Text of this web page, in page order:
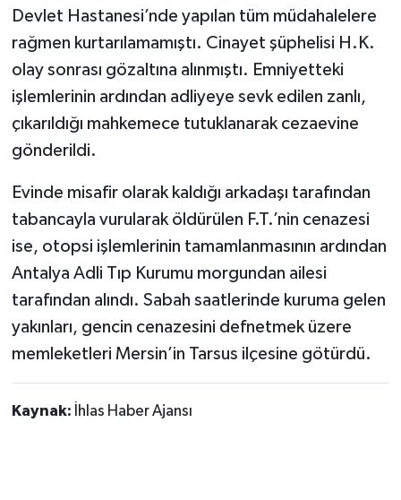
Devlet Hastanesi’nde yapılan tüm müdahalelere
rağmen kurtarılamamıştı. Cinayet şüphelisi H.K.
olay sonrası gözaltına alınmıştı. Emniyetteki
işlemlerinin ardından adliyeye sevk edilen zanlı,
çıkarıldığı mahkemece tutuklanarak cezaevine
gönderildi.
Evinde misafir olarak kaldığı arkadaşı tarafından
tabancayla vurularak öldürülen F.T.’nin cenazesi
ise, otopsi işlemlerinin tamamlanmasının ardından
Antalya Adli Tıp Kurumu morgundan ailesi
tarafından alındı. Sabah saatlerinde kuruma gelen
yakınları, gencin cenazesini defnetmek üzere
memleketleri Mersin’in Tarsus ilçesine götürdü.
Kaynak: İhlas Haber Ajansı